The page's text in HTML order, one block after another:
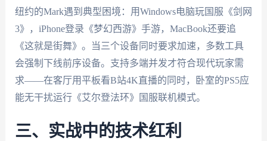
纽约的Mark遇到典型困境：用Windows电脑玩国服《剑网
3》，iPhone登录《梦幻西游》手游，MacBook还要追
《这就是街舞》。当三个设备同时要求加速，多数工具
会强制下线前序设备。支持多端并发才符合现代玩家需
求——在客厅用平板看B站4K直播的同时，卧室的PS5应
能无干扰运行《艾尔登法环》国服联机模式。
三、实战中的技术红利